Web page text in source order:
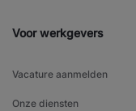
Voor werkgevers
Vacature aanmelden
Onze diensten